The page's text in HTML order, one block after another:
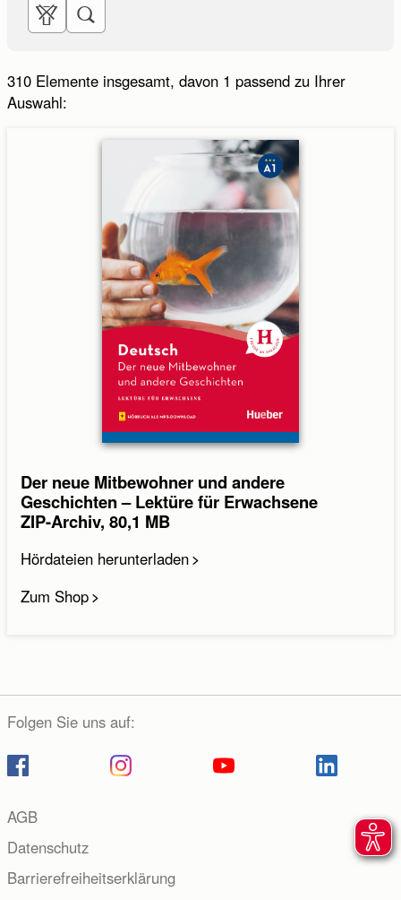
310 Elemente insgesamt, davon 1 passend zu Ihrer
Auswahl:
Der neue Mitbewohner und andere
Geschichten – Lektüre für Erwachsene
ZIP-Archiv, 80,1 MB
Hördateien herunterladen
Zum Shop
AGB
Datenschutz
Barrierefreiheitserklärung
Folgen Sie uns auf:
Ihre Anfrage:
Abbrechen